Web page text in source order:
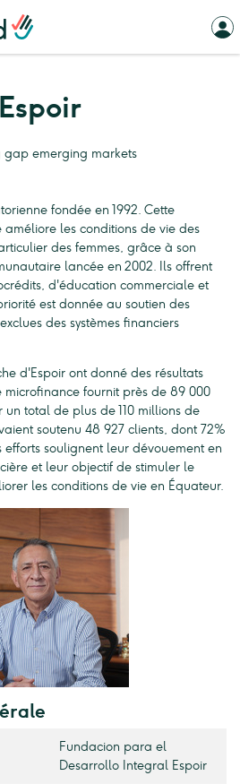
Espoir
fondée en 1992. Cette
les conditions de vie des
des femmes, grâce à son
lancée en 2002. Ils offrent
d'éducation commerciale et
est donnée au soutien des
des systèmes financiers
d'Espoir ont donné des résultats
microfinance fournit près de 89 000
total de plus de 110 millions de
soutenu 48 927 clients, dont 72%
efforts soulignent leur dévouement en
et leur objectif de stimuler le
les conditions de vie en Équateur.
Fundacion para el
Desarrollo Integral Espoir